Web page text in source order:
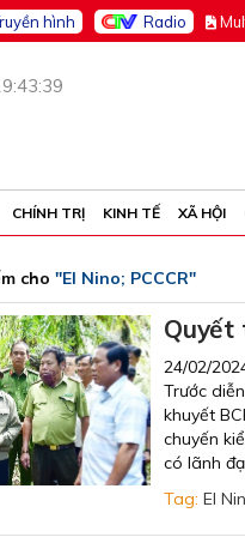
hình Radio M
CHÍNH TRỊ KINH TẾ XÃ HỘI
cho "El Nino; PCCCR"
Quyết
24/02/
Trước
khuyết
chuyến
có lãnh
Tag: El